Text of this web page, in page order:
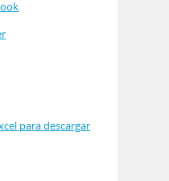
para descargar